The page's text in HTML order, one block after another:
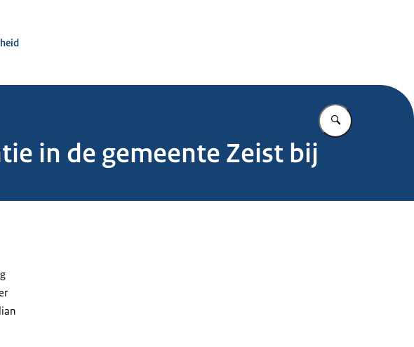
Vul in wat u
in de gemeente Zeist bij